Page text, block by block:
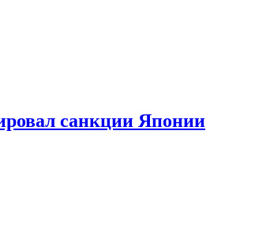
санкции Японии